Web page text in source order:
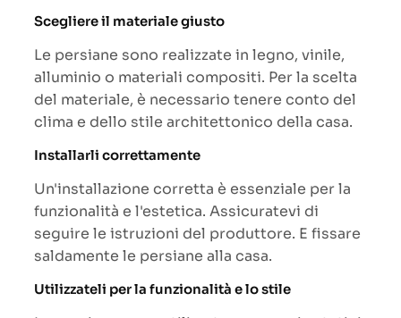
Scegliere il materiale giusto
Le persiane sono realizzate in legno, vinile,
alluminio o materiali compositi. Per la scelta
del materiale, è necessario tenere conto del
clima e dello stile architettonico della casa.
Installarli correttamente
Un'installazione corretta è essenziale per la
funzionalità e l'estetica. Assicuratevi di
seguire le istruzioni del produttore. E fissare
saldamente le persiane alla casa.
Utilizzateli per la funzionalità e lo stile